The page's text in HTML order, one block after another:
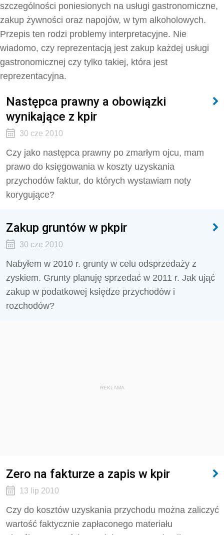
szczególności poniesionych na usługi gastronomiczne,
zakup żywności oraz napojów, w tym alkoholowych.
Przepis ten rodzi problemy interpretacyjne. Nie
wiadomo, czy reprezentacją jest zakup każdej usługi
gastronomicznej czy tylko takiej, która jest
reprezentacyjna.
Następca prawny a obowiązki
wynikające z kpir
30 cze 2010
Czy jako następca prawny po zmarłym ojcu, mam
prawo do księgowania w koszty uzyskania
przychodów faktur, do których wystawiam noty
korygujące?
Zakup gruntów w pkpir
30 cze 2010
Nabyłem w 2010 r. grunty w celu odsprzedaży z
zyskiem. Grunty planuję sprzedać w 2011 r. Jak ująć
zakup w podatkowej księdze przychodów i
rozchodów?
REKLAMA
Zero na fakturze a zapis w kpir
13 lip 2010
Czy do kosztów uzyskania przychodu można zaliczyć
wartość faktycznie zapłaconego materiału